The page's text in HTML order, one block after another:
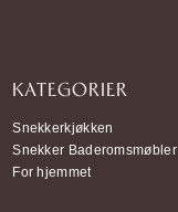
KATEGORIER
Snekkerkjøkken
Snekker Baderomsmøbler
For hjemmet